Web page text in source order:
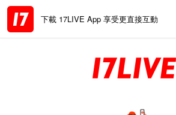
下載 17LIVE App 享受更直接互動